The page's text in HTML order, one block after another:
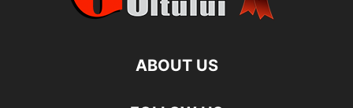
ABOUT US